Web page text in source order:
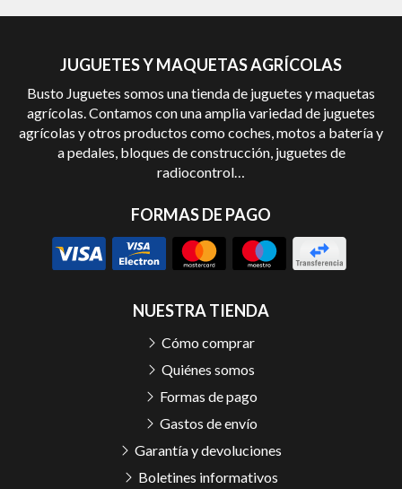
JUGUETES Y MAQUETAS AGRÍCOLAS
Busto Juguetes somos una tienda de juguetes y maquetas
agrícolas. Contamos con una amplia variedad de juguetes
agrícolas y otros productos como coches, motos a batería y
a pedales, bloques de construcción, juguetes de
radiocontrol…
FORMAS DE PAGO
NUESTRA TIENDA
Cómo comprar
Quiénes somos
Formas de pago
Gastos de envío
Garantía y devoluciones
Boletines informativos